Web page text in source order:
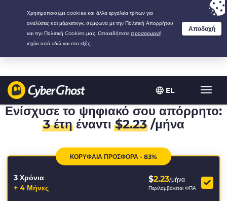
EL
Your choice:The Best Dealfor 3.3333333333333-years at $
/month
Ενίσχυσε το ψηφιακό σου απόρρητο:
3 έτηέναντι$2.23/μήνα
ΚΟΡΥΦΑΙΑ ΠΡΟΣΦΟΡΑ - 83%
3 Χρόνια
+ 4 Μήνες
$2.23/μήνα
Περιλαμβάνεται ΦΠΑ